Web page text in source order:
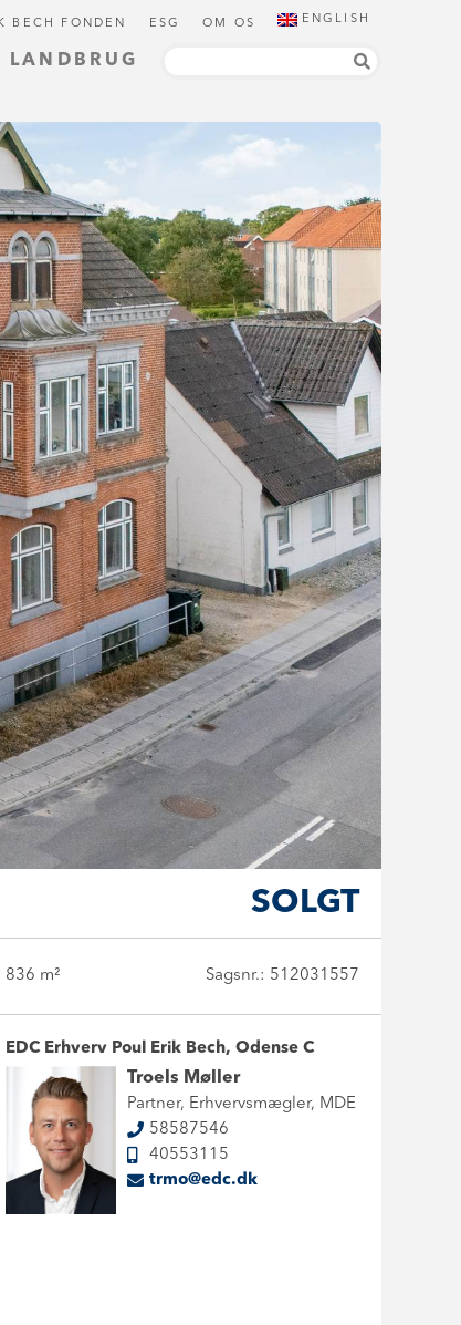
LANDBRUG
BECH FONDEN ESG OM OS ENGLISH
SOLGT
836 m² Sagsnr.: 512031557
EDC Erhverv Poul Erik Bech, Odense C
Troels Møller
Partner, Erhvervsmægler, MDE
58587546
40553115
trmo@edc.dk